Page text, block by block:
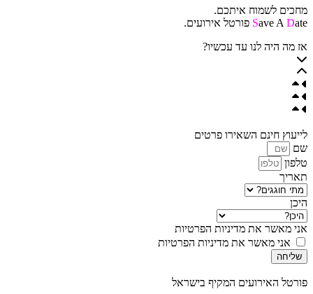
מחכים לשמוח איתכם.
Save A Date פורטל אירועים.
אז מה היה לנו עד עכשיו?
לייעוץ חינם השאירו פרטים
שם
טלפון
תאריך
היכן
אני מאשר את מדיניות הפרטיות
אני מאשר את מדיניות הפרטיות
שליחה
פורטל האירועים המקיף בישראל